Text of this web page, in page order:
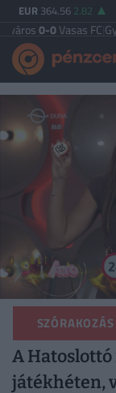
EUR 364.56 2.82
FC|Győri ETO FC
SZÓRAKOZÁS
A Hatoslottó
játékhéten,